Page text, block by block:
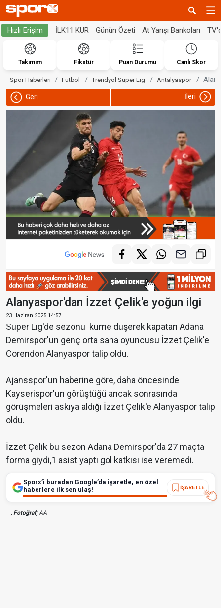
Hızlı Erişim İLK11 KUR Günün Özeti At Yarışı Bankoları
Takımım Fikstür Puan Durumu Canlı Skor
Spor Haberleri Futbol Trendyol Süper Lig Antalyaspor
Geri İleri
Alanyaspor'dan İzzet Çelik'e yoğun ilgi
23 Haziran 2025 14:57
Süper Lig'de sezonu küme düşerek kapatan Adana
Demirspor'un genç orta saha oyuncusu İzzet Çelik'e
Corendon Alanyaspor talip oldu.
Ajansspor'un haberine göre, daha öncesinde
Kayserispor'un görüştüğü ancak sonrasında
görüşmeleri askıya aldığı İzzet Çelik'e Alanyaspor talip
oldu.
İzzet Çelik bu sezon Adana Demirspor'da 27 maçta
forma giydi,1 asist yaptı gol katkısı ise veremedi.
Sporx’i buradan Google’da işaretle, en özel
haberlere ilk sen ulaş!
İŞARETLE
, Fotoğraf;AA